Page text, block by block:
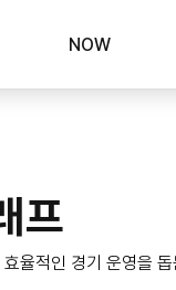
NOW
프
율적인 경기 운영을